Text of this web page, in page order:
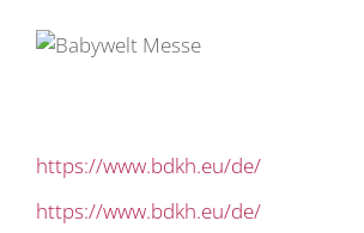
https://www.bdkh.eu/de/
https://www.bdkh.eu/de/